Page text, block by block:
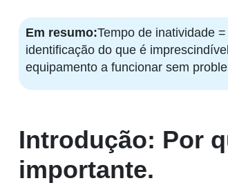
Em resumo:Tempo de inatividade
identificação do que é
equipamento a funcionar sem
Introdução: Por
importante.